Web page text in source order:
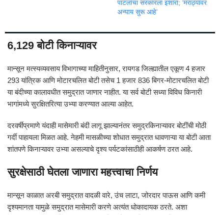
पाटलांचा सरकारला इशारा; ‘मराठ्यांवर
अन्याय सुरू आहे’
6,129 बोटी किनाऱ्यावर
मान्सून मत्स्यव्यवसाय विभागाच्या माहितीनुसार, रायगड जिल्ह्यातील एकूण 4 हजार
293 यांत्रिक आणि मोटारचलित बोटी तसेच 1 हजार 836 बिगर-मोटारचलित बोटी
या बंदीच्या कालावधीत समुद्रात जाणार नाहीत. या सर्व बोटी सध्या विविध किनारी
भागांमध्ये सुरक्षितरित्या उभ्या करण्यात आल्या आहेत.
दरवर्षीप्रमाणे यंदाही मासेमारी बंदी लागू झाल्यानंतर समुद्रकिनाऱ्यावर बोटींची मोठी
गर्दी पाहायला मिळत आहे. नेहमी मासळीच्या शोधात समुद्रात धावणाऱ्या या बोटी आता
शांतपणे किनाऱ्यावर उभ्या असल्याचे दृश्य पर्यटकांसाठीही आकर्षण ठरत आहे.
सुरक्षेसाठी घेतला जाणारा महत्त्वाचा निर्णय
मान्सून काळात अरबी समुद्रात वादळी वारे, उंच लाटा, जोरदार पाऊस आणि कमी
दृश्यमानता यामुळे समुद्रात मासेमारी करणे अत्यंत धोकादायक ठरते. अशा